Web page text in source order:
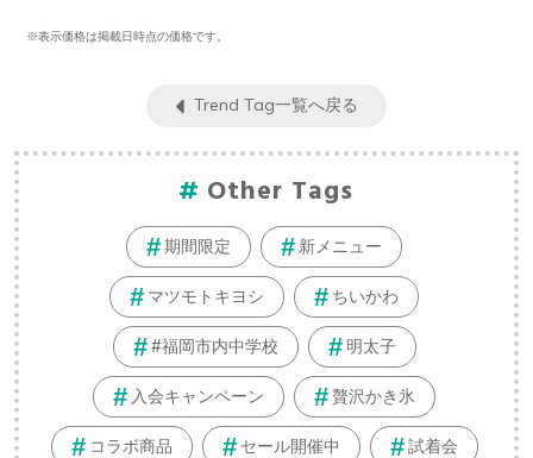
※表示価格は掲載日時点の価格です。
Trend Tag一覧へ戻る
Other Tags
期間限定 新メニュー
マツモトキヨシ ちいかわ
#福岡市内中学校 明太子
入会キャンペーン 贅沢かき氷
コラボ商品 セール開催中 試着会